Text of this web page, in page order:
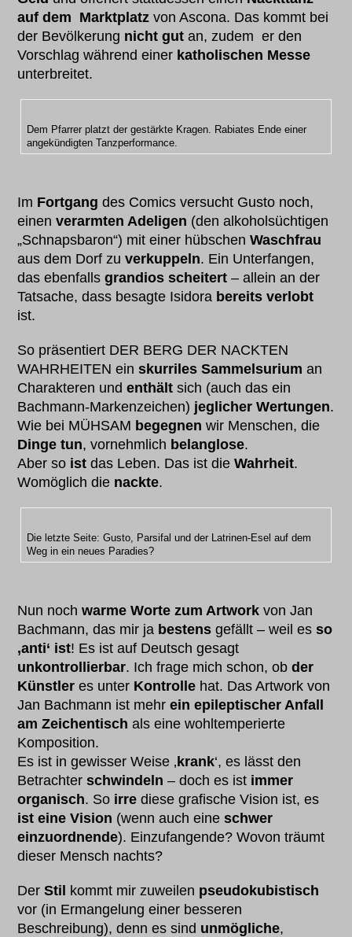
auf dem Marktplatz von Ascona. Das kommt bei
der Bevölkerung nicht gut an, zudem er den
Vorschlag während einer katholischen Messe
unterbreitet.
Dem Pfarrer platzt der gestärkte Kragen. Rabiates Ende einer
angekündigten Tanzperformance.
Im Fortgang des Comics versucht Gusto noch,
einenverarmten Adeligen (den alkoholsüchtigen
„Schnapsbaron“) mit einer hübschenWaschfrau
aus dem Dorf zuverkuppeln. Ein Unterfangen,
das ebenfallsgrandios scheitert – allein an der
Tatsache, dass besagte Isidora bereits verlobt
ist.
So präsentiert DER BERG DER NACKTEN
WAHRHEITEN einskurriles Sammelsurium an
Charakteren undenthält sich (auch das ein
Bachmann-Markenzeichen) jeglicher Wertungen.
Wie bei MÜHSAM begegnen wir Menschen, die
Dinge tun, vornehmlich belanglose.
Aber so ist das Leben. Das ist dieWahrheit.
Womöglich die nackte.
Die letzte Seite: Gusto, Parsifal und der Latrinen-Esel auf dem
Weg in ein neues Paradies?
Nun nochwarme Worte zum Artwork von Jan
Bachmann, das mir ja bestens gefällt – weil esso
‚anti‘ ist! Es ist auf Deutsch gesagt
unkontrollierbar. Ich frage mich schon, obder
Künstler es unter Kontrolle hat. Das Artwork von
Jan Bachmann ist mehrein epileptischer Anfall
am Zeichentischals eine wohltemperierte
Komposition.
Es ist in gewisser Weise ‚ krank‘, es lässt den
Betrachterschwindeln – doch es ist immer
organisch. So irre diese grafische Vision ist, es
ist eine Vision (wenn auch eineschwer
einzuordnende). Einzufangende? Wovon träumt
dieser Mensch nachts?
DerStil kommt mir zuweilen pseudokubistisch
vor (in Ermangelung einer besseren
Beschreibung), denn es sind unmögliche,